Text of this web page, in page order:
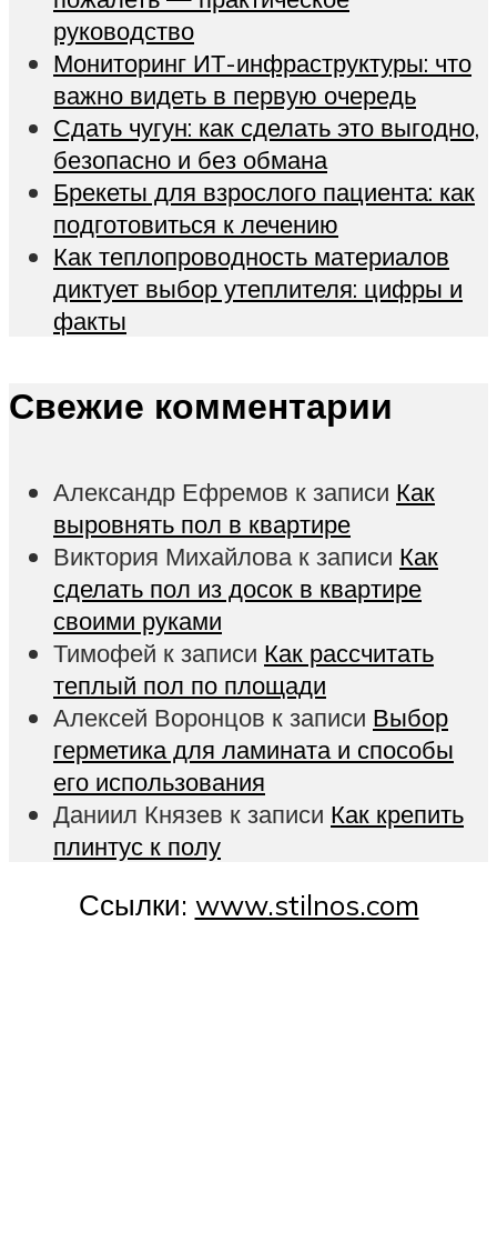
руководство
Мониторинг ИТ-инфраструктуры: что
важно видеть в первую очередь
Сдать чугун: как сделать это выгодно,
безопасно и без обмана
Брекеты для взрослого пациента: как
подготовиться к лечению
Как теплопроводность материалов
диктует выбор утеплителя: цифры и
факты
Свежие комментарии
Александр Ефремов к записи Как
выровнять пол в квартире
Виктория Михайлова к записи Как
сделать пол из досок в квартире
своими руками
Тимофей к записи Как рассчитать
теплый пол по площади
Алексей Воронцов к записи Выбор
герметика для ламината и способы
его использования
Даниил Князев к записи Как крепить
плинтус к полу
Ссылки: www.stilnos.com